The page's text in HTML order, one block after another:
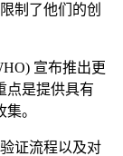
制了他们的创
宣布推出更
点是提供具有
。
证流程以及对